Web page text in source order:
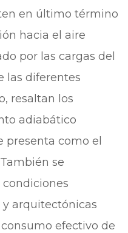
en último término
hacia el aire
por las cargas del
las diferentes
resaltan los
adiabático
como el
se
arquitectónicas
efectivo de